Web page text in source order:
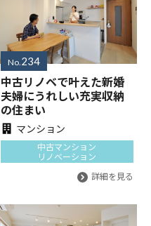
No.234
中古リノベで叶えた新婚
夫婦にうれしい充実収納
の住まい
マンション
中古マンション
リノベーション
詳細を見る